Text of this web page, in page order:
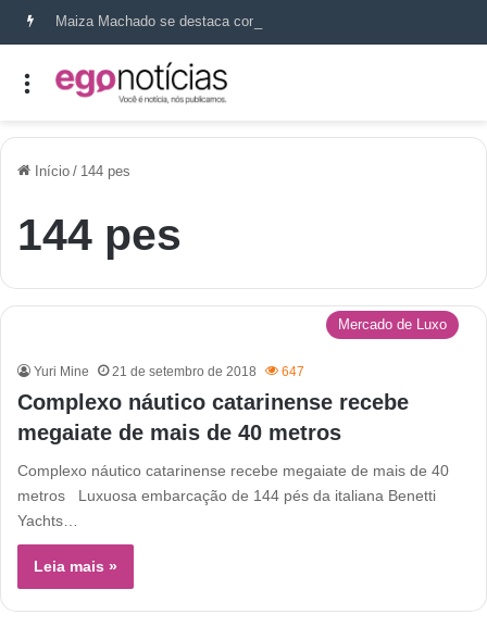
Início / 144 pes
144 pes
Mercado de Luxo
Yuri Mine 21 de setembro de 2018 647
Complexo náutico catarinense recebe
megaiate de mais de 40 metros
Complexo náutico catarinense recebe megaiate de mais de 40
metros Luxuosa embarcação de 144 pés da italiana Benetti
Yachts…
Leia mais »